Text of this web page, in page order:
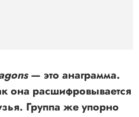
— это анаграмма.
она расшифровывается
Группа же упорно